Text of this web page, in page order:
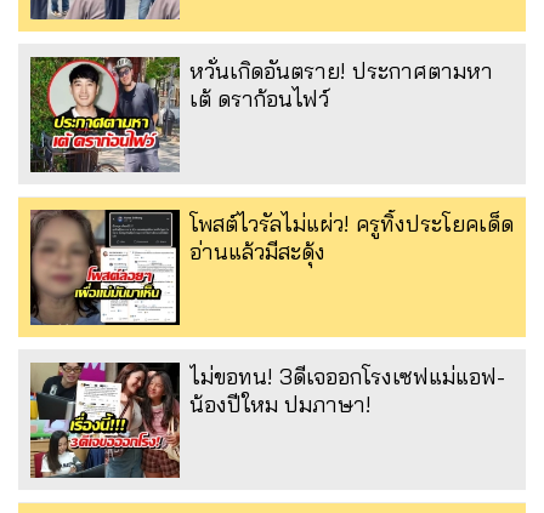
หวั่นเกิดอันตราย! ประกาศตามหา
เต้ ดราก้อนไฟว์
โพสต์ไวรัลไม่แผ่ว! ครูทิ้งประโยคเด็ด
อ่านแล้วมีสะดุ้ง
ไม่ขอทน! 3ดีเจออกโรงเซฟแม่แอฟ-
น้องปีใหม ปมภาษา!